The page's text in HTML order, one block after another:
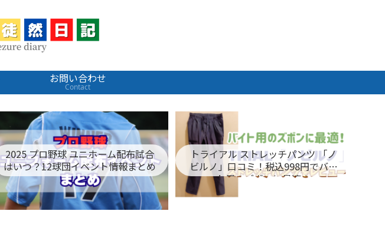
お問い合わせ
Contact
2025 プロ野球 ユニホーム配布試合
はいつ？12球団イベント情報まとめ
トライアル ストレッチパンツ 「ノ
ビルノ」口コミ！税込998円でバイ
ト用のズボンに最適！